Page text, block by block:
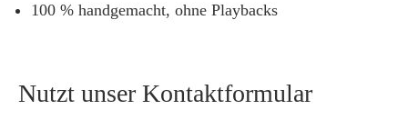
100 % handgemacht, ohne Playbacks
Nutzt unser Kontaktformular